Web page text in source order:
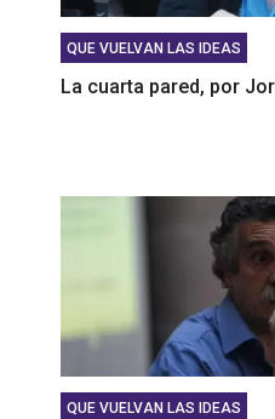
QUE VUELVAN LAS IDEAS
La cuarta pared, por
QUE VUELVAN LAS IDEAS